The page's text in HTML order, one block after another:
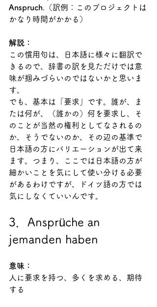
Anspruch .（訳例：このプロジェクトは
かなり時間がかかる）
解説：
この慣用句は、日本語に様々に翻訳で
きるので、辞書の訳を見ただけでは意
味が掴みづらいのではないかと思いま
す。
でも、基本は「要求」です。誰が、ま
たは何が、（誰かの）何を要求し、そ
のことが当然の権利としてなされるの
か、そうでないのか、その辺の基準で
日本語の方にバリエーションが出て来
ます。つまり、ここでは日本語の方が
細かいことを気にして使い分ける必要
があるわけですが、ドイツ語の方では
気にしなくていいんです。
3．Ansprüche an
jemanden haben
意味：
人に要求を持つ、多くを求める、期待
する